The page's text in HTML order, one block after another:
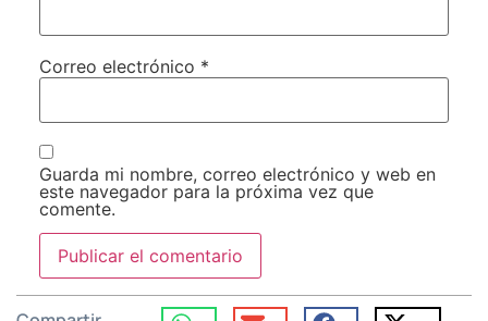
Correo electrónico *
Guarda mi nombre, correo electrónico y web en
este navegador para la próxima vez que
comente.